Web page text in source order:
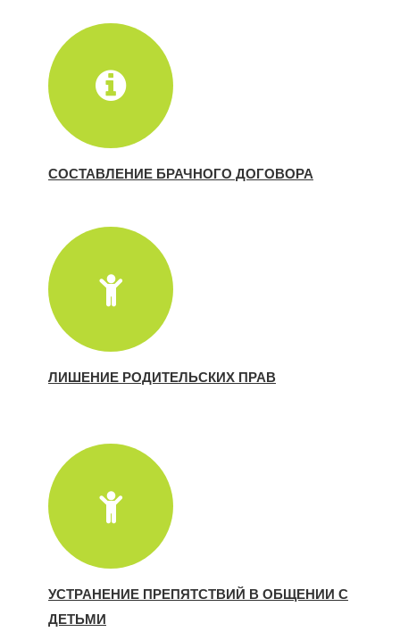
СОСТАВЛЕНИЕ БРАЧНОГО ДОГОВОРА
ЛИШЕНИЕ РОДИТЕЛЬСКИХ ПРАВ
УСТРАНЕНИЕ ПРЕПЯТСТВИЙ В ОБЩЕНИИ С
ДЕТЬМИ